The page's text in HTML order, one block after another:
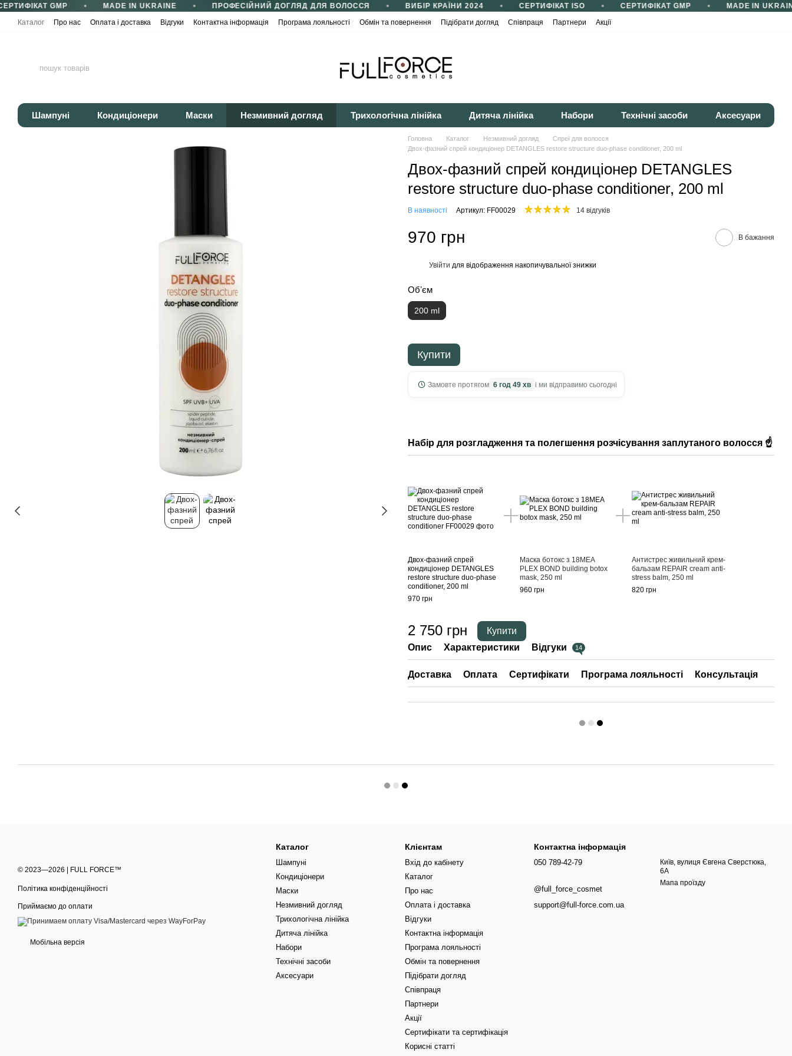
Перейти до основного контенту
GMP MADE IN UKRAINE ПРОФЕСІЙНИЙ ДОГЛЯД ДЛЯ ВОЛОССЯ ВИБІР КРАЇНИ 2024 СЕРТИФІКАТ ISO СЕРТИФІКАТ GMP
MADE IN
Каталог
Про нас Оплата і доставка Відгуки Контактна інформація Програма лояльності Обмін та повернення Підібрати догляд Співпраця Партнери
Акції
Шампуні Кондиціонери Маски Незмивний догляд Трихологічна лінійка Дитяча лінійка Набори Технічні засоби Аксесуари
Головна Каталог Незмивний догляд
Спреї для волосся
Двох-фазний спрей кондиціонер DETANGLES restore structure duo-phase conditioner, 200 ml
Двох-фазний спрей кондиціонер DETANGLES
restore structure duo-phase conditioner, 200 ml
В наявності Артикул: FF00029 14 відгуків
970 грн В бажання
Увійти для відображення накопичувальної знижки
Обʼєм
200 ml
Купити
Замовте протягом 6 год 49 хв і ми відправимо сьогодні
Набір для розгладження та полегшення розчісування заплутаного волосся ☝️
Двох-фазний спрей
кондиціонер DETANGLES
restore structure duo-phase
conditioner, 200 ml
970 грн
Маска ботокс з 18MEA
PLEX BOND building botox
mask, 250 ml
960 грн
Антистрес живильний крем-
бальзам REPAIR cream anti-
stress balm, 250 ml
820 грн
2 750 грн
Купити
Опис
Характеристики Відгуки 14
Доставка Оплата Сертифікати Програма лояльності Консультація
© 2023—2026 | FULL FORCE™
Політика конфіденційності
Приймаємо до оплати
Мобільна версія
Каталог
Шампуні
Кондиціонери
Маски
Незмивний догляд
Трихологічна лінійка
Дитяча лінійка
Набори
Технічні засоби
Аксесуари
Клієнтам
Вхід до кабінету
Каталог
Про нас
Оплата і доставка
Відгуки
Контактна інформація
Програма лояльності
Обмін та повернення
Підібрати догляд
Співпраця
Партнери
Акції
Сертифікати та сертифікація
Корисні статті
Контактна інформація
050 789-42-79
@full_force_cosmet
support@full-force.com.ua
Київ, вулиця Євгена Сверстюка,
6А
Мапа проїзду